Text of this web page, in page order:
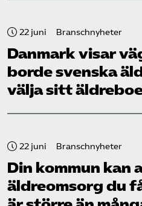
22 juni Branschnyheter
Danmark visar
borde svenska
välja sitt
22 juni Branschnyheter
Din kommun kan
äldreomsorg du